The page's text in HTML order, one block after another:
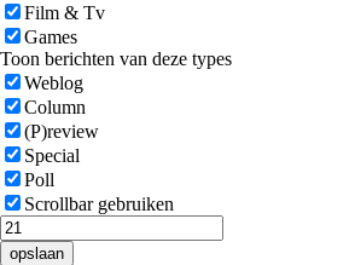
Film & Tv
Games
Toon berichten van deze types
Weblog
Column
(P)review
Special
Poll
Scrollbar gebruiken
opslaan